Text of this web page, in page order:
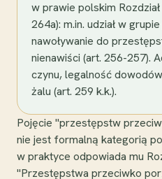
w prawie polskim
264a): m.in. udział w
nawoływanie do
nienawiści (art. 256-257).
czynu, legalność
żalu (art. 259 k.k.).
Pojęcie "przestępstw
nie jest formalną kategorią
w praktyce odpowiada mu
"Przestępstwa przeciwko